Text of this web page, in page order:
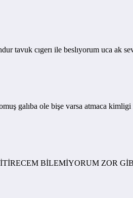
tavuk cıgerı ile beslıyorum uca ak
galıba ole bişe varsa atmaca
BİLEMİYORUM ZOR